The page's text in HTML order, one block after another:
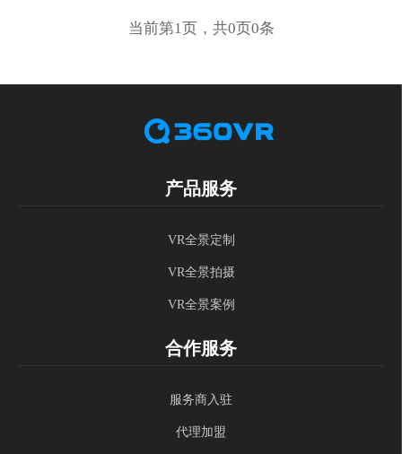
当前第1页，共0页0条
产品服务
VR全景定制
VR全景拍摄
VR全景案例
合作服务
服务商入驻
代理加盟